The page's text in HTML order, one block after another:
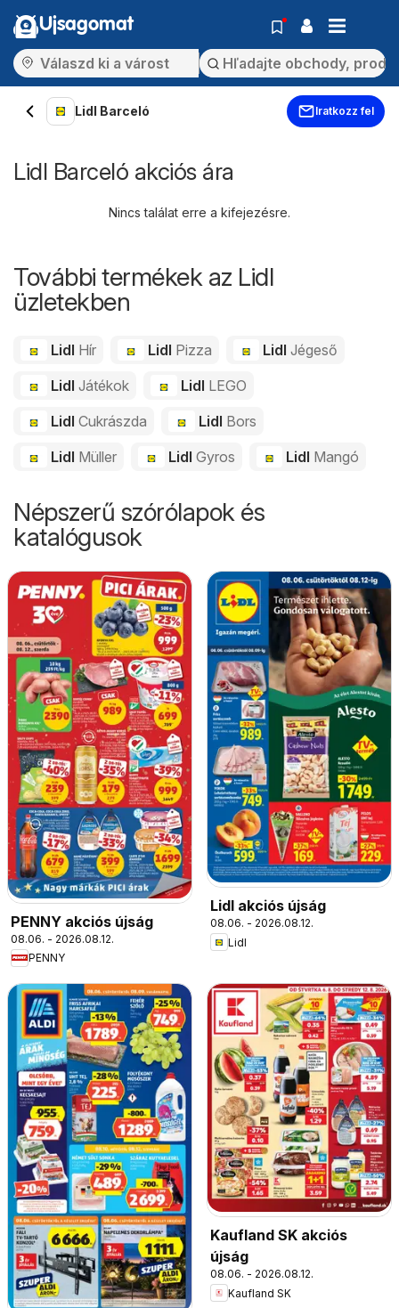
Ujsagomat
Lidl Barceló Iratkozz fel
Lidl Barceló akciós ára
Nincs találat erre a kifejezésre.
További termékek az Lidl
üzletekben
Lidl Hír Lidl Pizza LidlJégeső
Lidl Játékok Lidl LEGO
Lidl Cukrászda Lidl Bors
Lidl Müller Lidl Gyros Lidl Mangó
Népszerű szórólapok és
katalógusok
PENNY akciós újság
08.06. - 2026.08.12.
PENNY
Lidl akciós újság
08.06. - 2026.08.12.
Lidl
Kaufland SK akciós
újság
08.06. - 2026.08.12.
Kaufland SK